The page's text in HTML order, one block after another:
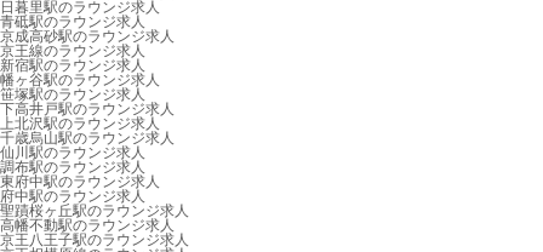
日暮里駅のラウンジ求人
青砥駅のラウンジ求人
京成高砂駅のラウンジ求人
京王線のラウンジ求人
新宿駅のラウンジ求人
幡ヶ谷駅のラウンジ求人
笹塚駅のラウンジ求人
下高井戸駅のラウンジ求人
上北沢駅のラウンジ求人
千歳烏山駅のラウンジ求人
仙川駅のラウンジ求人
調布駅のラウンジ求人
東府中駅のラウンジ求人
府中駅のラウンジ求人
聖蹟桜ヶ丘駅のラウンジ求人
高幡不動駅のラウンジ求人
京王八王子駅のラウンジ求人